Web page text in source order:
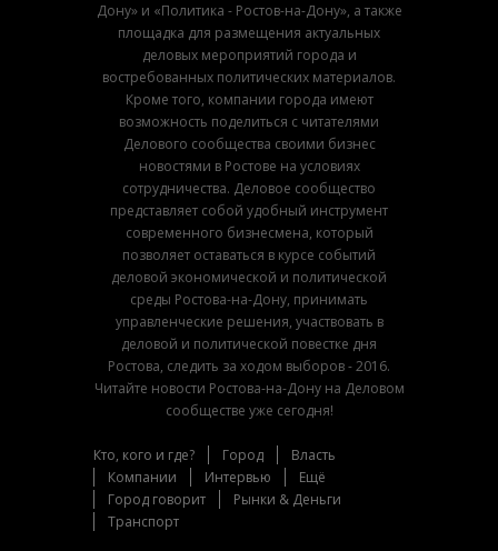
Дону» и «Политика - Ростов-на-Дону», а также
площадка для размещения актуальных
деловых мероприятий города и
востребованных политических материалов.
Кроме того, компании города имеют
возможность поделиться с читателями
Делового сообщества своими бизнес
новостями в Ростове на условиях
сотрудничества. Деловое сообщество
представляет собой удобный инструмент
современного бизнесмена, который
позволяет оставаться в курсе событий
деловой экономической и политической
среды Ростова-на-Дону, принимать
управленческие решения, участвовать в
деловой и политической повестке дня
Ростова, следить за ходом выборов - 2016.
Читайте новости Ростова-на-Дону на Деловом
сообществе уже сегодня!
Кто, кого и где? Город
Власть
Компании
Интервью
Ещё
Город говорит
Рынки & Деньги
Транспорт